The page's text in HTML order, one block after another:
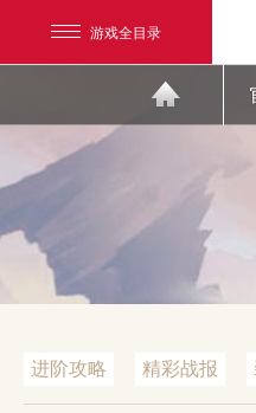
游戏全目录
游戏爱好者
进阶攻略 精彩战报